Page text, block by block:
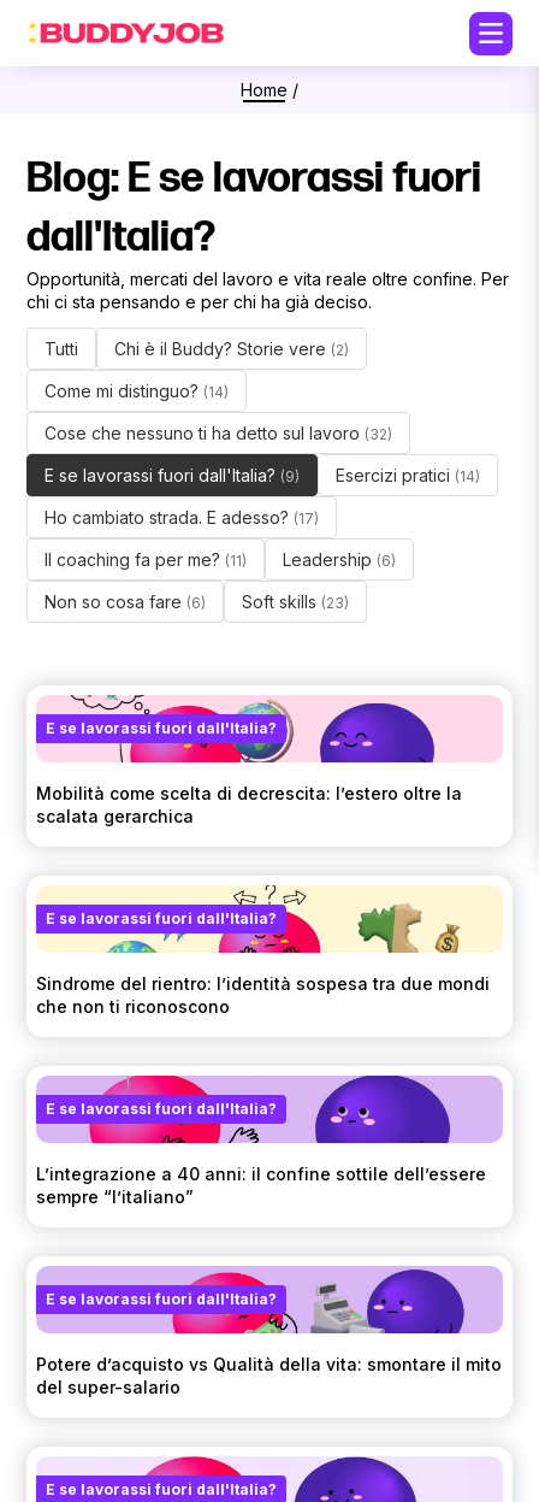
Home /
Blog: E se lavorassi fuori
dall'Italia?
Opportunità, mercati del lavoro e vita reale oltre confine. Per
chi ci sta pensando e per chi ha già deciso.
Tutti Chi è il Buddy? Storie vere (2)
Come mi distinguo? (14)
Cose che nessuno ti ha detto sul lavoro (32)
E se lavorassi fuori dall'Italia? (9) Esercizi pratici (14)
Ho cambiato strada. E adesso? (17)
Il coaching fa per me? (11) Leadership (6)
Non so cosa fare (6) Soft skills (23)
E se lavorassi fuori dall'Italia?
Mobilità come scelta di decrescita: l’estero oltre la
scalata gerarchica
E se lavorassi fuori dall'Italia?
Sindrome del rientro: l’identità sospesa tra due mondi
che non ti riconoscono
E se lavorassi fuori dall'Italia?
L’integrazione a 40 anni: il confine sottile dell’essere
sempre “l’italiano”
E se lavorassi fuori dall'Italia?
Potere d’acquisto vs Qualità della vita: smontare il mito
del super-salario
E se lavorassi fuori dall'Italia?